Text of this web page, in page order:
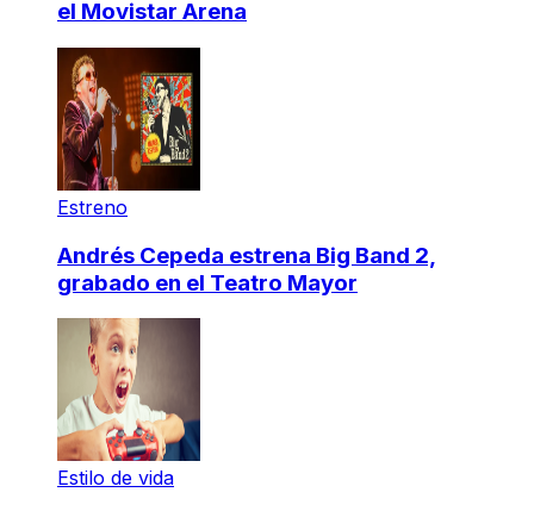
el Movistar Arena
Estreno
Andrés Cepeda estrena Big Band 2,
grabado en el Teatro Mayor
Estilo de vida